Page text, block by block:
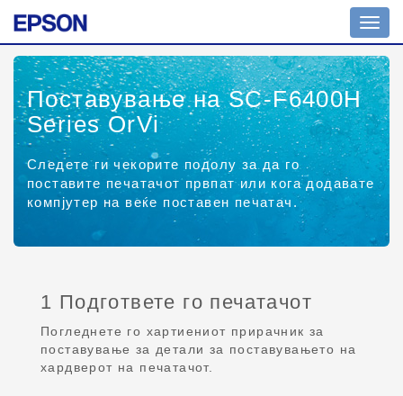
Поставување на SC-F6400H
Series OrVi
Следете ги чекорите подолу за да го
поставите печатачот првпат или кога додавате
компјутер на веќе поставен печатач.
1 Подгответе го печатачот
Погледнете го хартиениот прирачник за
поставување за детали за поставувањето на
хардверот на печатачот.